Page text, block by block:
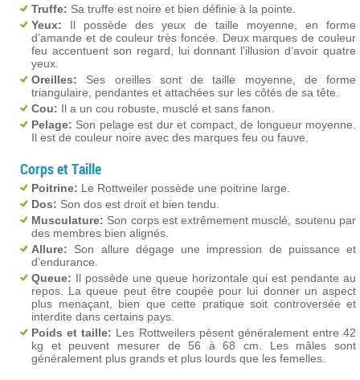
Truffe: Sa truffe est noire et bien définie à la pointe.
Yeux: Il possède des yeux de taille moyenne, en forme
d’amande et de couleur très foncée. Deux marques de couleur
feu accentuent son regard, lui donnant l’illusion d’avoir quatre
yeux.
Oreilles: Ses oreilles sont de taille moyenne, de forme
triangulaire, pendantes et attachées sur les côtés de sa tête.
Cou: Il a un cou robuste, musclé et sans fanon.
Pelage: Son pelage est dur et compact, de longueur moyenne.
Il est de couleur noire avec des marques feu ou fauve.
Corps et Taille
Poitrine: Le Rottweiler possède une poitrine large.
Dos: Son dos est droit et bien tendu.
Musculature: Son corps est extrêmement musclé, soutenu par
des membres bien alignés.
Allure: Son allure dégage une impression de puissance et
d’endurance.
Queue: Il possède une queue horizontale qui est pendante au
repos. La queue peut être coupée pour lui donner un aspect
plus menaçant, bien que cette pratique soit controversée et
interdite dans certains pays.
Poids et taille: Les Rottweilers pèsent généralement entre 42
kg et peuvent mesurer de 56 à 68 cm. Les mâles sont
généralement plus grands et plus lourds que les femelles.